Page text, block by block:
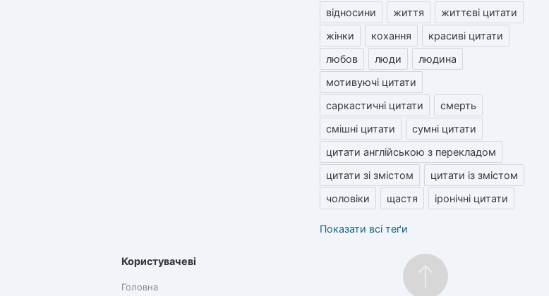
відносини життя
життєві цитати
жінки
кохання
красиві цитати
любов
люди
людина
мотивуючі цитати
саркастичні цитати
смерть
смішні цитати
сумні цитати
цитати англійською з перекладом
цитати зі змістом
цитати із змістом
чоловіки
щастя іронічні цитати
Показати всі теґи
Користувачеві
Головна